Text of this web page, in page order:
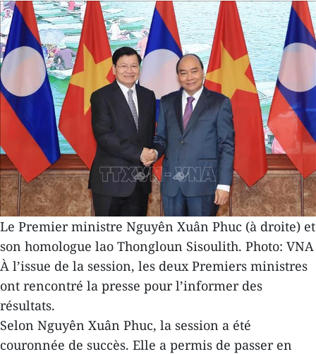
Le Premier ministre Nguyên Xuân Phuc (à droite) et
son homologue lao Thongloun Sisoulith. Photo: VNA
À l’issue de la session, les deux Premiers ministres
ont rencontré la presse pour l’informer des
résultats.
Selon Nguyên Xuân Phuc, la session a été
couronnée de succès. Elle a permis de passer en